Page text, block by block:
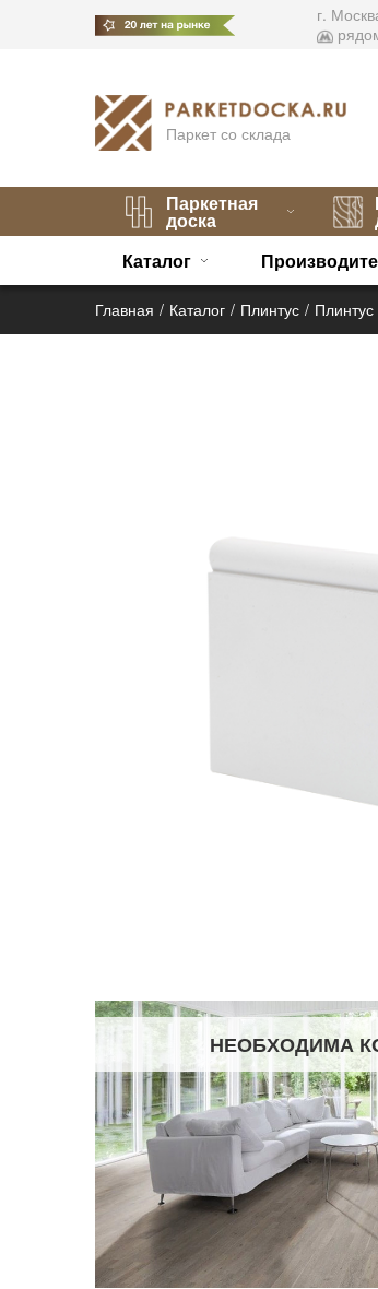
г.
Паркет со склада
Паркетная
доска
Каталог
Главная Каталог Плинтус
НЕОБХОДИМА